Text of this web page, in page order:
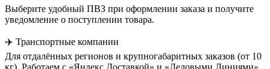
Выберите удобный ПВЗ при оформлении заказа и получите
уведомление о поступлении товара.
✈️ Транспортные компании
Для отдалённых регионов и крупногабаритных заказов (от 10
кг). Работаем с «Яндекс Доставкой» и «Деловыми Линиями».